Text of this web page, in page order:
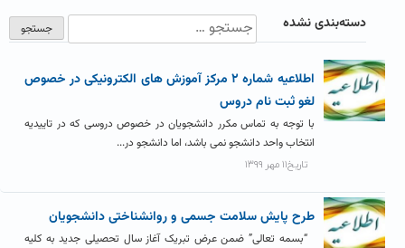
دسته‌بندی نشده
اطلاعیه شماره ۲ مرکز آموزش های الکترونیکی در خصوص
لغو ثبت نام دروس
با توجه به تماس مکرر دانشجویان در خصوص دروسی که در تاییدیه
انتخاب واحد دانشجو نمی باشد، اما دانشجو در...
تاریخ۱۱ مهر ۱۳۹۹
طرح پایش سلامت جسمی و روانشناختی دانشجویان
“بسمه تعالی” ضمن عرض تبریک آغاز سال تحصیلی جدید به کلیه